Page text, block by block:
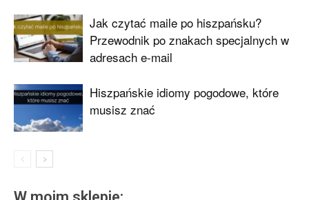
Jak czytać maile po hiszpańsku?
Przewodnik po znakach specjalnych w
adresach e-mail
Hiszpańskie idiomy pogodowe, które
musisz znać